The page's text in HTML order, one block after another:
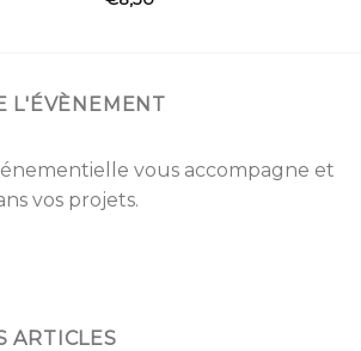
L'ÉVÈNEMENT
vous accompagne et
vos projets.
ARTICLES